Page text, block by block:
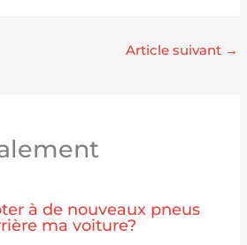
Article suivant →
à de nouveaux pneus
ma voiture?